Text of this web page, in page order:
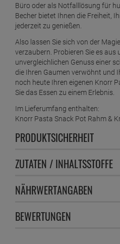
Büro oder als Notfalllösung für
Becher bietet Ihnen die Freiheit,
jederzeit zu genießen.
Also lassen Sie sich von der
verzaubern. Probieren Sie es aus
unvergleichlichen Genuss einer
die Ihren Gaumen verwöhnt und
noch heute Ihren eigenen Knorr
Sie das Essen zu einem Erlebnis.
Im Lieferumfang enthalten:
Knorr Pasta Snack Pot Rahm &
PRODUKTSICHERHEIT
ZUTATEN / INHALTSSTOFFE
NÄHRWERTANGABEN
BEWERTUNGEN